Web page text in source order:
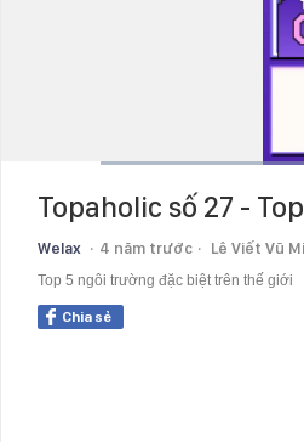
Time
Topaholic số 27 -
Welax 4 năm trước Lê Viết Vũ
Top 5 ngôi trường đặc biệt trên thế giới
Chia sẻ